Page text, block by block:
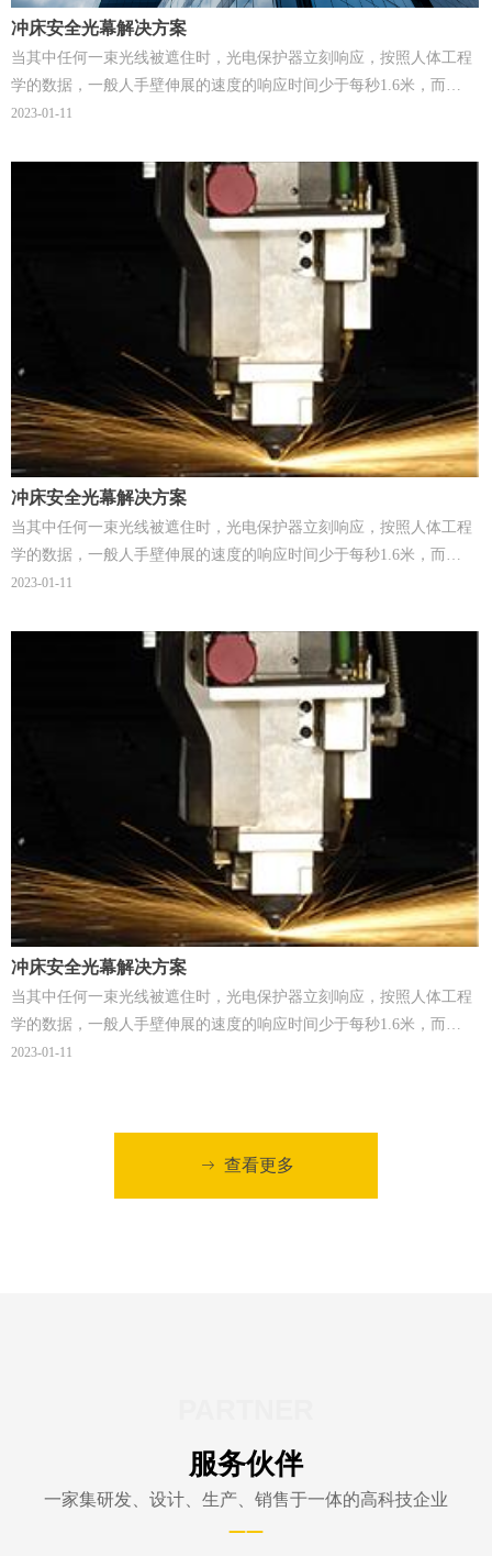
冲床安全光幕解决方案
当其中任何一束光线被遮住时，光电保护器立刻响应，按照人体工程
学的数据，一般人手壁伸展的速度的响应时间少于每秒1.6米，而
WRA系列光电保护器具有快速反应速度(20ms)，故可获得更高的安全
2023-01-11
冲床安全光幕解决方案
当其中任何一束光线被遮住时，光电保护器立刻响应，按照人体工程
学的数据，一般人手壁伸展的速度的响应时间少于每秒1.6米，而
WRA系列光电保护器具有快速反应速度(20ms)，故可获得更高的安全
2023-01-11
冲床安全光幕解决方案
当其中任何一束光线被遮住时，光电保护器立刻响应，按照人体工程
学的数据，一般人手壁伸展的速度的响应时间少于每秒1.6米，而
WRA系列光电保护器具有快速反应速度(20ms)，故可获得更高的安全
2023-01-11
服务伙伴
一家集研发、设计、生产、销售于一体的高科技企业
——
ꁹ 查看更多